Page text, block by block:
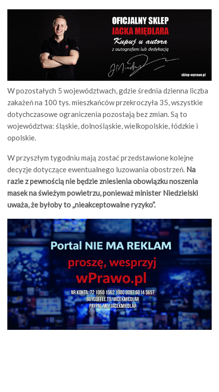
W pozostałych 5 województwach, gdzie średnia dzienna liczba
zakażeń na 100 tys. mieszkańców przekroczyła 35, wszystkie
dotychczasowe ograniczenia pozostają bez zmian. Są to
województwa: śląskie, dolnośląskie, wielkopolskie, łódzkie i
opolskie.
W przyszłym tygodniu mają zostać przedstawione kolejne
decyzje dotyczące ewentualnego luzowania obostrzeń. Na
razie z pewnościąnie będzie zniesienia obowiązku noszenia
masek na świeżym powietrzu, ponieważ minister Niedzielski
uważa, że byłoby to „nieakceptowalne ryzyko”.